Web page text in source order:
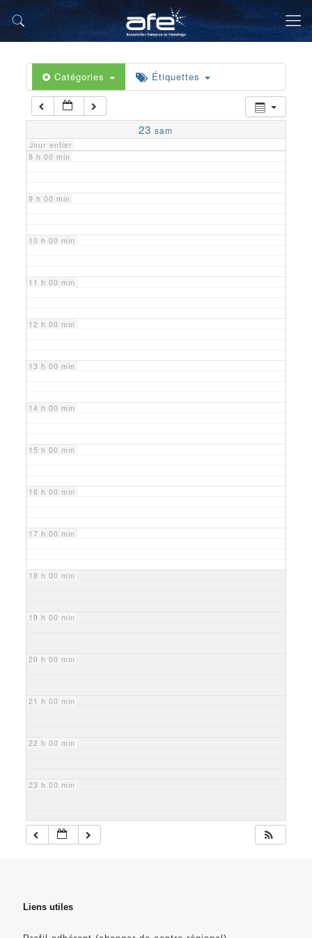
Catégories Étiquettes
23 sam
Jour entier
5 h 00 min
6 h 00 min
7 h 00 min
8 h 00 min
9 h 00 min
10 h 00 min
11 h 00 min
12 h 00 min
13 h 00 min
14 h 00 min
15 h 00 min
16 h 00 min
17 h 00 min
18 h 00 min
19 h 00 min
20 h 00 min
21 h 00 min
22 h 00 min
23 h 00 min
Liens utiles